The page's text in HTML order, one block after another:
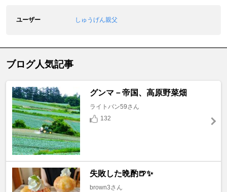
ユーザー しゅうげん親父
ブログ人気記事
グンマ－帝国、高原野菜畑
ライトバン59さん
132
失敗した晩酌🍺✨
brown3さん